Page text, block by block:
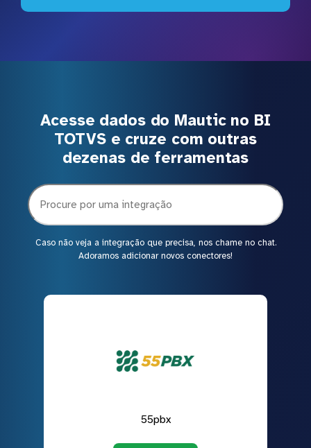
Acesse dados do Mautic no BI
TOTVS e cruze com outras
dezenas de ferramentas
Caso não veja a integração que precisa, nos chame no chat.
Adoramos adicionar novos conectores!
55pbx